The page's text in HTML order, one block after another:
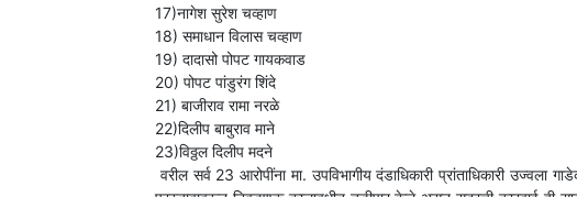
17)नागेश सुरेश चव्हाण
18) समाधान विलास चव्हाण
19) दादासो पोपट गायकवाड
20) पोपट पांडुरंग शिंदे
21) बाजीराव रामा नरळे
22)दिलीप बाबुराव माने
23)विठ्ठल दिलीप मदने
वरील सर्व 23 आरोपींना मा. उपविभागीय दंडाधिकारी प्रांताधिकारी उज्वला